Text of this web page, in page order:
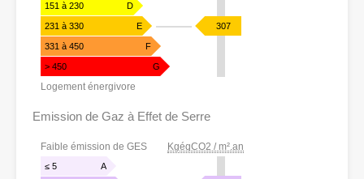
151 à 230 D
231 à 330 E
331 à 450 F
> 450 G
307KWhEP
Logement énergivore
Emission de Gaz à Effet de Serre
DE
GAZ
Faible émission de GES KgéqCO2 / m².an
≤ 5 A